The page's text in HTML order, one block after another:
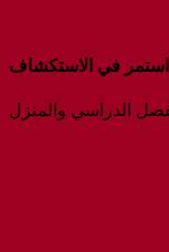
استمر في الاستكشاف
الدراسي والمنزل